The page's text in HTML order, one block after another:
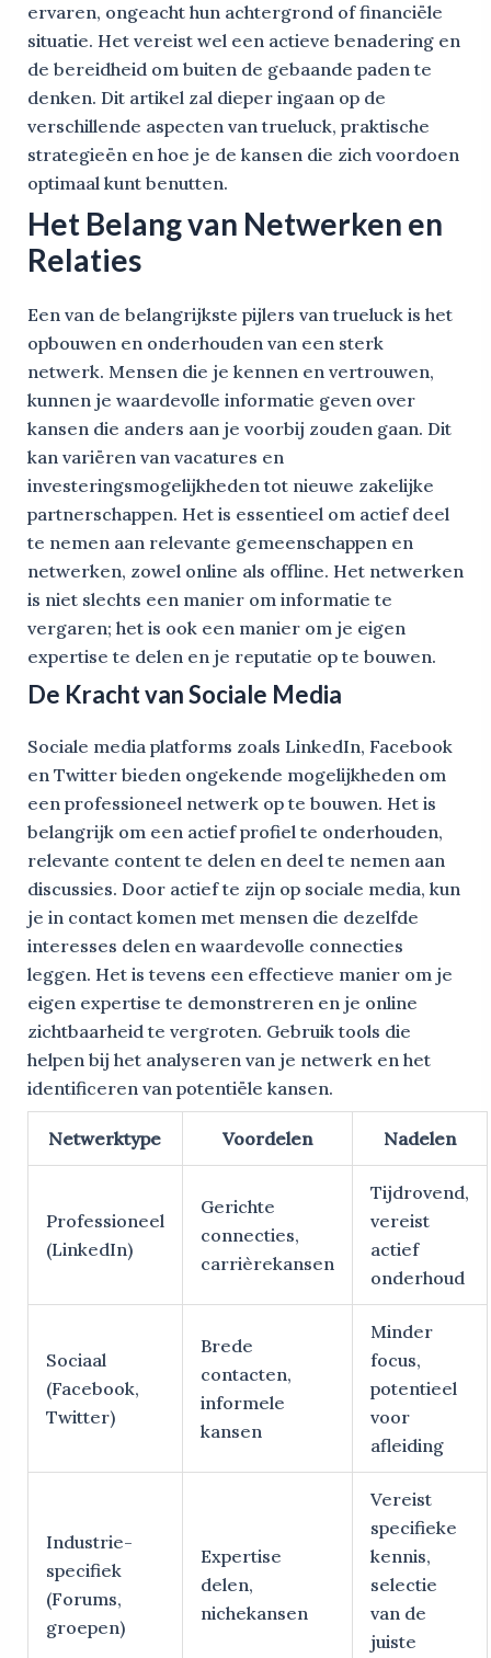
ervaren, ongeacht hun achtergrond of financiële
situatie. Het vereist wel een actieve benadering en
de bereidheid om buiten de gebaande paden te
denken. Dit artikel zal dieper ingaan op de
verschillende aspecten van trueluck, praktische
strategieën en hoe je de kansen die zich voordoen
optimaal kunt benutten.
Het Belang van Netwerken en
Relaties
Een van de belangrijkste pijlers van trueluck is het
opbouwen en onderhouden van een sterk
netwerk. Mensen die je kennen en vertrouwen,
kunnen je waardevolle informatie geven over
kansen die anders aan je voorbij zouden gaan. Dit
kan variëren van vacatures en
investeringsmogelijkheden tot nieuwe zakelijke
partnerschappen. Het is essentieel om actief deel
te nemen aan relevante gemeenschappen en
netwerken, zowel online als offline. Het netwerken
is niet slechts een manier om informatie te
vergaren; het is ook een manier om je eigen
expertise te delen en je reputatie op te bouwen.
De Kracht van Sociale Media
Sociale media platforms zoals LinkedIn, Facebook
en Twitter bieden ongekende mogelijkheden om
een professioneel netwerk op te bouwen. Het is
belangrijk om een actief profiel te onderhouden,
relevante content te delen en deel te nemen aan
discussies. Door actief te zijn op sociale media, kun
je in contact komen met mensen die dezelfde
interesses delen en waardevolle connecties
leggen. Het is tevens een effectieve manier om je
eigen expertise te demonstreren en je online
zichtbaarheid te vergroten. Gebruik tools die
helpen bij het analyseren van je netwerk en het
identificeren van potentiële kansen.
Netwerktype Voordelen Nadelen
Professioneel
(LinkedIn)
Gerichte
connecties,
carrièrekansen
Tijdrovend,
vereist
actief
onderhoud
Sociaal
(Facebook,
Twitter)
Brede
contacten,
informele
kansen
Minder
focus,
potentieel
voor
afleiding
Industrie-
specifiek
(Forums,
groepen)
Expertise
delen,
nichekansen
Vereist
specifieke
kennis,
selectie
van de
juiste